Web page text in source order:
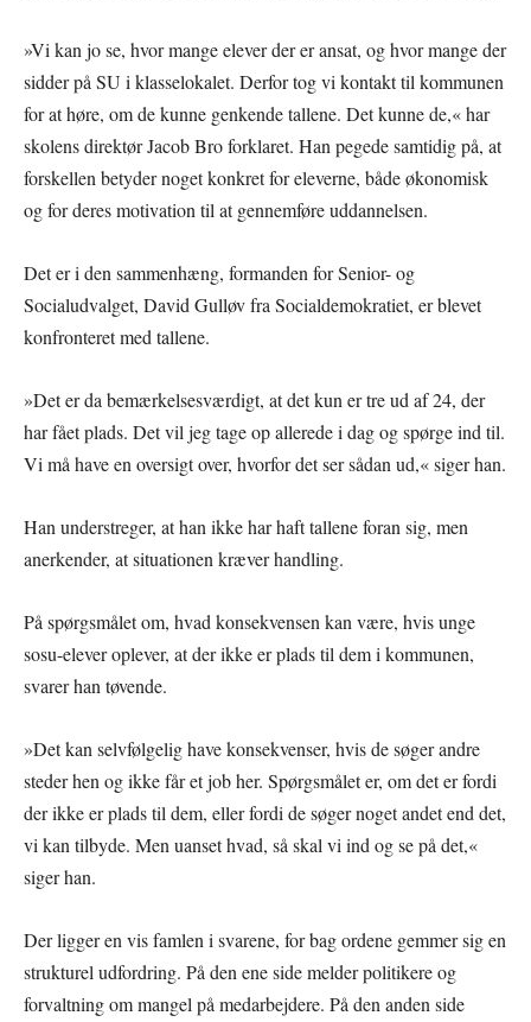
»Vi kan jo se, hvor mange elever der er ansat, og hvor mange der
sidder på SU i klasselokalet. Derfor tog vi kontakt til kommunen
for at høre, om de kunne genkende tallene. Det kunne de,« har
skolens direktør Jacob Bro forklaret. Han pegede samtidig på, at
forskellen betyder noget konkret for eleverne, både økonomisk
og for deres motivation til at gennemføre uddannelsen.
Det er i den sammenhæng, formanden for Senior- og
Socialudvalget, David Gulløv fra Socialdemokratiet, er blevet
konfronteret med tallene.
»Det er da bemærkelsesværdigt, at det kun er tre ud af 24, der
har fået plads. Det vil jeg tage op allerede i dag og spørge ind til.
Vi må have en oversigt over, hvorfor det ser sådan ud,« siger han.
Han understreger, at han ikke har haft tallene foran sig, men
anerkender, at situationen kræver handling.
På spørgsmålet om, hvad konsekvensen kan være, hvis unge
sosu-elever oplever, at der ikke er plads til dem i kommunen,
svarer han tøvende.
»Det kan selvfølgelig have konsekvenser, hvis de søger andre
steder hen og ikke får et job her. Spørgsmålet er, om det er fordi
der ikke er plads til dem, eller fordi de søger noget andet end det,
vi kan tilbyde. Men uanset hvad, så skal vi ind og se på det,«
siger han.
Der ligger en vis famlen i svarene, for bag ordene gemmer sig en
strukturel udfordring. På den ene side melder politikere og
forvaltning om mangel på medarbejdere. På den anden side